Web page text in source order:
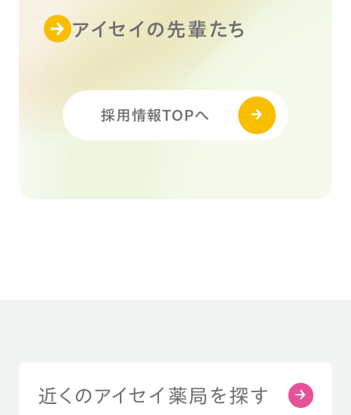
アイセイの先輩たち
採用情報TOPへ
近くのアイセイ薬局を探す